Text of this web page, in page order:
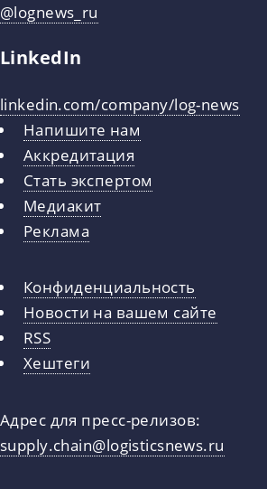
@lognews_ru
LinkedIn
linkedin.com/company/log-news
Напишите нам
Аккредитация
Стать экспертом
Медиакит
Реклама
Конфиденциальность
Новости на вашем сайте
RSS
Хештеги
Адрес для пресс-релизов:
supply.chain@logisticsnews.ru